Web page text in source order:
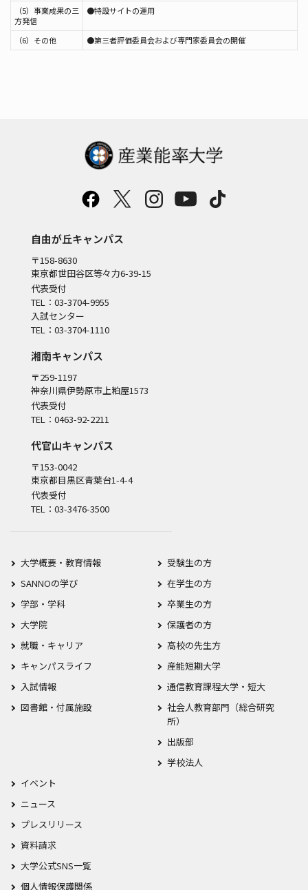
（5）事業成果の三
方発信
●特設サイトの運用
（6）その他 ●第三者評価委員会および専門家委員会の開催
自由が丘キャンパス
〒158-8630
東京都世田谷区等々力6-39-15
代表受付
TEL：03-3704-9955
入試センター
TEL：03-3704-1110
湘南キャンパス
〒259-1197
神奈川県伊勢原市上粕屋1573
代表受付
TEL：0463-92-2211
代官山キャンパス
〒153-0042
東京都目黒区青葉台1-4-4
代表受付
TEL：03-3476-3500
大学概要・教育情報
SANNOの学び
学部・学科
大学院
就職・キャリア
キャンパスライフ
入試情報
図書館・付属施設
受験生の方
在学生の方
卒業生の方
保護者の方
高校の先生方
産能短期大学
通信教育課程大学・短大
社会人教育部門（総合研究
所）
出版部
学校法人
イベント
ニュース
プレスリリース
資料請求
大学公式SNS一覧
個人情報保護関係